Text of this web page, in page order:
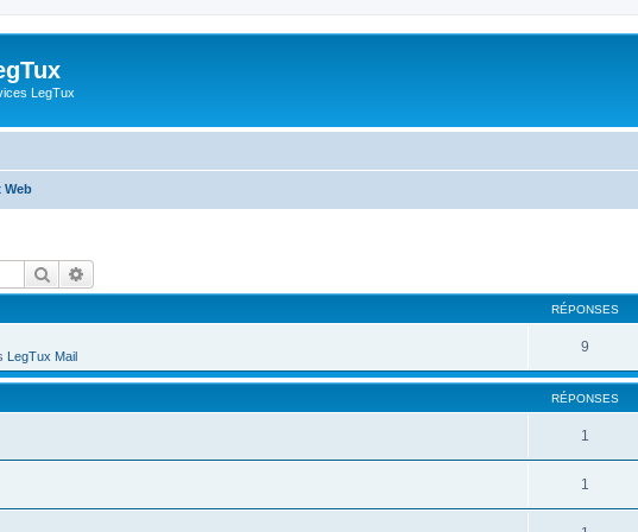
LegTux
Web
Rechercher
RÉPONSES
LegTux Mail
9
RÉPONSES
1
1